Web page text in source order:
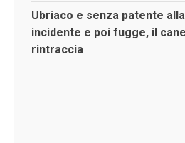
Ubriaco e senza patente
incidente e poi fugge, il
rintraccia